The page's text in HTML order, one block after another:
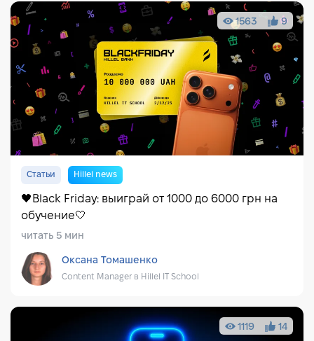
1563 9
Статьи Hillel news
🖤Black Friday: выиграй от 1000 до 6000 грн на
обучение🤍
читать 5 мин
Оксана Томашенко
Content Manager в Hillel IT School
1119 14